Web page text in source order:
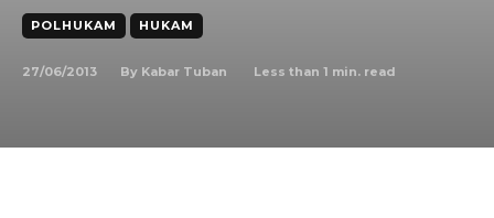
POLHUKAM HUKAM
27/06/2013 By Kabar Tuban Less than 1 min. read